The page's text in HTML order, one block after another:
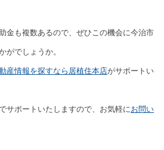
金も複数あるので、ぜひこの機会に今治市
がでしょうか。
産情報を探すなら居植住本店がサポートい
サポートいたしますので、お気軽にお問い